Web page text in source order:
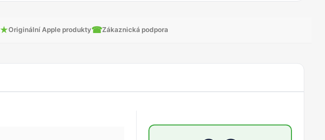
★Originální Apple produkty☎Zákaznická podpora